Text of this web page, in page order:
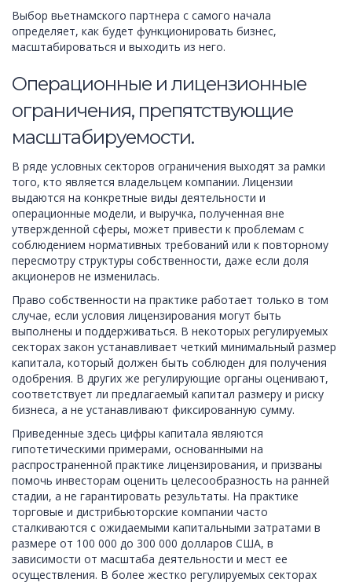
Выбор вьетнамского партнера с самого начала
определяет, как будет функционировать бизнес,
масштабироваться и выходить из него.
Операционные и лицензионные
ограничения, препятствующие
масштабируемости.
В ряде условных секторов ограничения выходят за рамки
того, кто является владельцем компании. Лицензии
выдаются на конкретные виды деятельности и
операционные модели, и выручка, полученная вне
утвержденной сферы, может привести к проблемам с
соблюдением нормативных требований или к повторному
пересмотру структуры собственности, даже если доля
акционеров не изменилась.
Право собственности на практике работает только в том
случае, если условия лицензирования могут быть
выполнены и поддерживаться. В некоторых регулируемых
секторах закон устанавливает четкий минимальный размер
капитала, который должен быть соблюден для получения
одобрения. В других же регулирующие органы оценивают,
соответствует ли предлагаемый капитал размеру и риску
бизнеса, а не устанавливают фиксированную сумму.
Приведенные здесь цифры капитала являются
гипотетическими примерами, основанными на
распространенной практике лицензирования, и призваны
помочь инвесторам оценить целесообразность на ранней
стадии, а не гарантировать результаты. На практике
торговые и дистрибьюторские компании часто
сталкиваются с ожидаемыми капитальными затратами в
размере от 100 000 до 300 000 долларов США, в
зависимости от масштаба деятельности и мест ее
осуществления. В более жестко регулируемых секторах